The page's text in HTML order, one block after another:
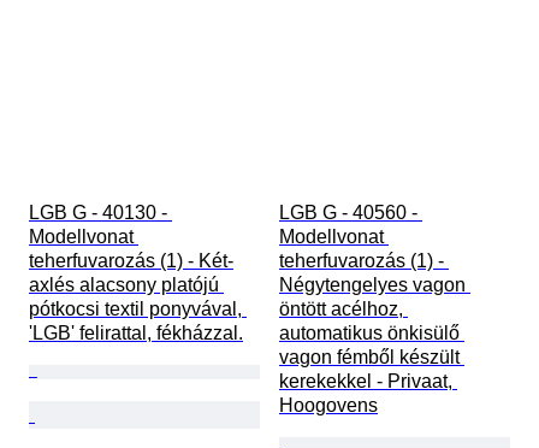
LGB G - 40130 -
Modellvonat
teherfuvarozás (1) - Két-
axlés alacsony platójú
pótkocsi textil ponyvával,
'LGB' felirattal, fékházzal.
LGB G - 40560 -
Modellvonat
teherfuvarozás (1) -
Négytengelyes vagon
öntött acélhoz,
automatikus önkisülő
vagon fémből készült
kerekekkel - Privaat,
Hoogovens